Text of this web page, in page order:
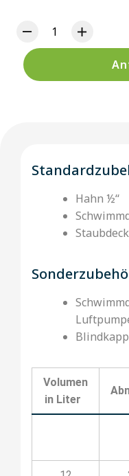
Hahn ½‘‘
Volumen
in Liter